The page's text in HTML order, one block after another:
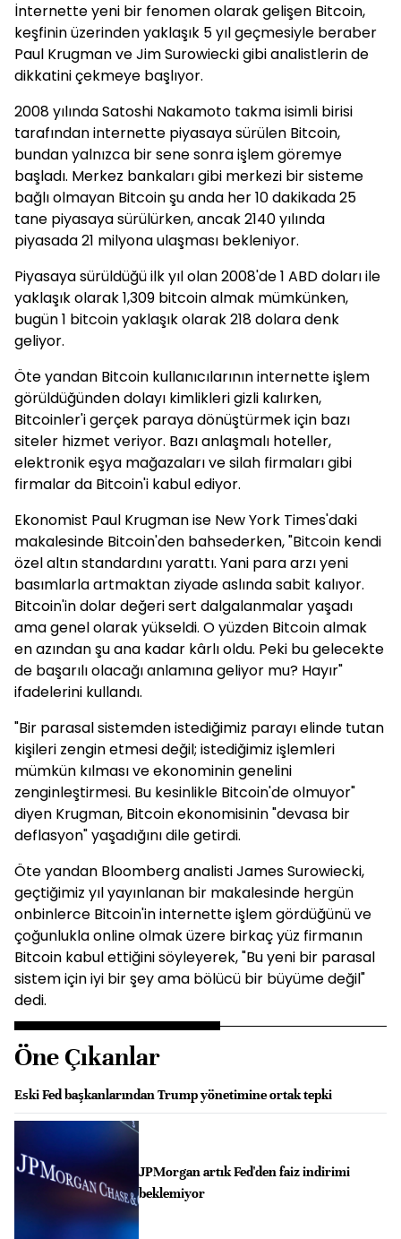
İnternette yeni bir fenomen olarak gelişen Bitcoin,
keşfinin üzerinden yaklaşık 5 yıl geçmesiyle beraber
Paul Krugman ve Jim Surowiecki gibi analistlerin de
dikkatini çekmeye başlıyor.
2008 yılında Satoshi Nakamoto takma isimli birisi
tarafından internette piyasaya sürülen Bitcoin,
bundan yalnızca bir sene sonra işlem göremye
başladı. Merkez bankaları gibi merkezi bir sisteme
bağlı olmayan Bitcoin şu anda her 10 dakikada 25
tane piyasaya sürülürken, ancak 2140 yılında
piyasada 21 milyona ulaşması bekleniyor.
Piyasaya sürüldüğü ilk yıl olan 2008'de 1 ABD doları ile
yaklaşık olarak 1,309 bitcoin almak mümkünken,
bugün 1 bitcoin yaklaşık olarak 218 dolara denk
geliyor.
Öte yandan Bitcoin kullanıcılarının internette işlem
görüldüğünden dolayı kimlikleri gizli kalırken,
Bitcoinler'i gerçek paraya dönüştürmek için bazı
siteler hizmet veriyor. Bazı anlaşmalı hoteller,
elektronik eşya mağazaları ve silah firmaları gibi
firmalar da Bitcoin'i kabul ediyor.
Ekonomist Paul Krugman ise New York Times'daki
makalesinde Bitcoin'den bahsederken, "Bitcoin kendi
özel altın standardını yarattı. Yani para arzı yeni
basımlarla artmaktan ziyade aslında sabit kalıyor.
Bitcoin'in dolar değeri sert dalgalanmalar yaşadı
ama genel olarak yükseldi. O yüzden Bitcoin almak
en azından şu ana kadar kârlı oldu. Peki bu gelecekte
de başarılı olacağı anlamına geliyor mu? Hayır"
ifadelerini kullandı.
"Bir parasal sistemden istediğimiz parayı elinde tutan
kişileri zengin etmesi değil; istediğimiz işlemleri
mümkün kılması ve ekonominin genelini
zenginleştirmesi. Bu kesinlikle Bitcoin'de olmuyor"
diyen Krugman, Bitcoin ekonomisinin "devasa bir
deflasyon" yaşadığını dile getirdi.
Öte yandan Bloomberg analisti James Surowiecki,
geçtiğimiz yıl yayınlanan bir makalesinde hergün
onbinlerce Bitcoin'in internette işlem gördüğünü ve
çoğunlukla online olmak üzere birkaç yüz firmanın
Bitcoin kabul ettiğini söyleyerek, "Bu yeni bir parasal
sistem için iyi bir şey ama bölücü bir büyüme değil"
dedi.
Öne Çıkanlar
Eski Fed başkanlarından Trump yönetimine ortak tepki
JPMorgan artık Fed'den faiz indirimi
beklemiyor